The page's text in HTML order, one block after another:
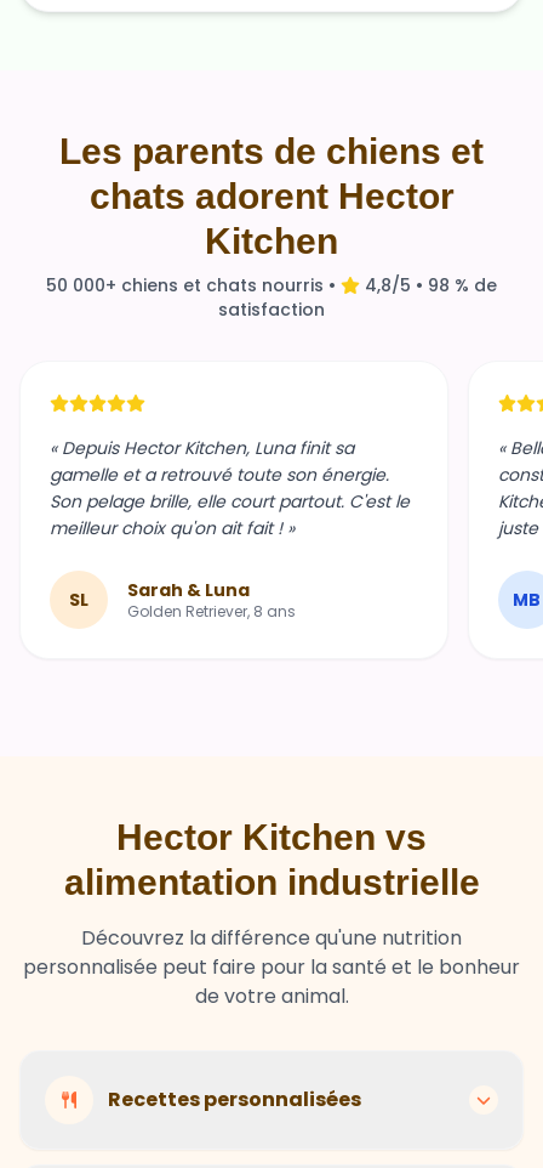
Les parents de chiens et
chats adorent Hector
Kitchen
50 000+ chiens et chats nourris •
4,8/5 • 98 % de
satisfaction
« Depuis Hector Kitchen, Luna finit sa
gamelle et a retrouvé toute son énergie.
Son pelage brille, elle court partout. C'est le
meilleur choix qu'on ait fait ! »
SL Sarah & Luna
Golden Retriever, 8 ans
«
MB
Hector Kitchen vs
alimentation industrielle
Découvrez la différence qu'une nutrition
personnalisée peut faire pour la santé et le bonheur
de votre animal.
Recettes personnalisées